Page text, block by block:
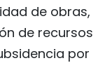
de obras,
de recursos
por